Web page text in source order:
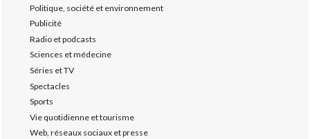
Politique, société et environnement
Publicité
Radio et podcasts
Sciences et médecine
Séries et TV
Spectacles
Sports
Vie quotidienne et tourisme
Web, réseaux sociaux et presse